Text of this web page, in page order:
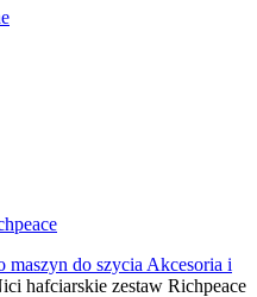
maszyn do szycia Akcesoria i
hafciarskie zestaw Richpeace